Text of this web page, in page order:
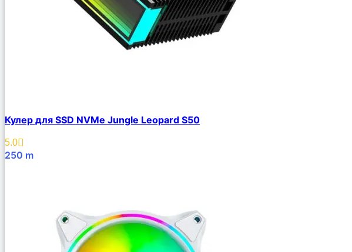
Кулер для SSD NVMe Jungle Leopard S50
5.0
250 m